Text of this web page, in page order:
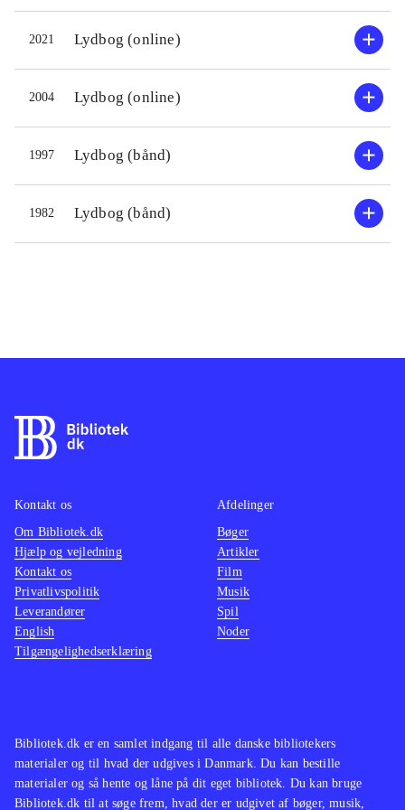
2021 Lydbog (online)
2004 Lydbog (online)
1997 Lydbog (bånd)
1982 Lydbog (bånd)
Bibliotek.dk er en samlet indgang til alle danske bibliotekers
materialer og til hvad der udgives i Danmark. Du kan bestille
materialer og så hente og låne på dit eget bibliotek. Du kan bruge
Bibliotek.dk til at søge frem, hvad der er udgivet af bøger, musik,
Kontakt os
Om Bibliotek.dk
Hjælp og vejledning
Kontakt os
Privatlivspolitik
Leverandører
English
Tilgængelighedserklæring
Afdelinger
Bøger
Artikler
Film
Musik
Spil
Noder